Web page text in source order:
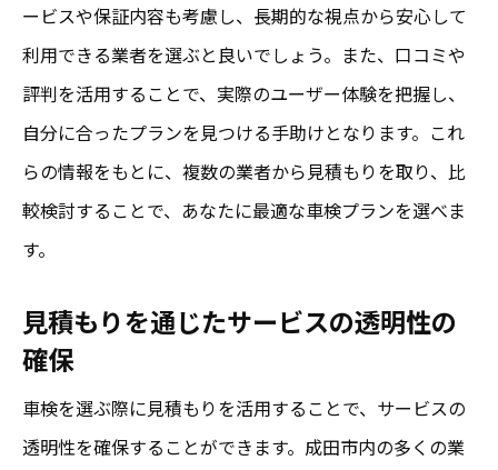
ービスや保証内容も考慮し、長期的な視点から安心して
利用できる業者を選ぶと良いでしょう。また、口コミや
評判を活用することで、実際のユーザー体験を把握し、
自分に合ったプランを見つける手助けとなります。これ
らの情報をもとに、複数の業者から見積もりを取り、比
較検討することで、あなたに最適な車検プランを選べま
す。
見積もりを通じたサービスの透明性の
確保
車検を選ぶ際に見積もりを活用することで、サービスの
透明性を確保することができます。成田市内の多くの業